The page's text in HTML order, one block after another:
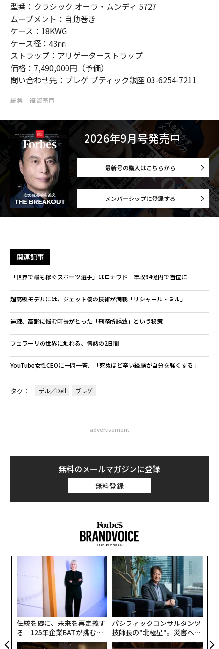
型番：クラシック オーラ・ムンディ 5727
ムーブメント：自動巻き
ケース：18KWG
ケース径：43㎜
ストラップ：アリゲーターストラップ
価格：7,490,000円（予価）
問い合わせ先：ブレゲ ブティック銀座 03-6254-7211
編集＝福留亮司
2026年9月号発売中
最新号の購入はこちらから
メンバーシップに登録する
関連記事
「世界で最も稼ぐスポーツ選手」はロナウド 年収94億円で首位に
超高級モデルには、ジェット機の技術が満載「リシャール・ミル」
過疎、高齢に悩む町長がとった「刑務所誘致」という秘策
フェラーリの世界に触れる、情熱の2日間
YouTube女性CEOに一問一答、「死ぬほど辛い経験が自分を強くする」
タグ： デル／Dell ブレゲ
advertisement
無料のメールマガジンに登録
無料登録
伝統を礎に、未来を再定義す
る 125年企業BATが挑むス
モークレスな未来
パシフィックコンサルタンツ
技師長の"北極星"。災害への
無力感を乗り越え見つけた、